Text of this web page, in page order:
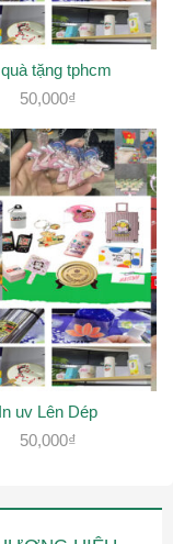
tặng tphcm
50,000₫
In uv Lên Dép
50,000₫